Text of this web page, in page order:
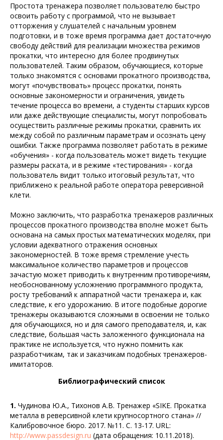
Простота тренажера позволяет пользователю быстро
освоить работу с программой, что не вызывает
отторжения у слушателей с начальным уровнем
подготовки, и в тоже время программа дает достаточную
свободу действий для реализации множества режимов
прокатки, что интересно для более продвинутых
пользователей. Таким образом, обучающиеся, которые
только знакомятся с основами прокатного производства,
могут «почувствовать» процесс прокатки, понять
основные закономерности и ограничения, увидеть
течение процесса во времени, а студенты старших курсов
или даже действующие специалисты, могут попробовать
осуществить различные режимы прокатки, сравнить их
между собой по различным параметрам и осознать цену
ошибки. Также программа позволяет работать в режиме
«обучения» - когда пользователь может видеть текущие
размеры раската, и в режиме «тестирования» - когда
пользователь видит только итоговый результат, что
приближено к реальной работе оператора реверсивной
клети.
Можно заключить, что разработка тренажеров различных
процессов прокатного производства вполне может быть
основана на самых простых математических моделях, при
условии адекватного отражения основных
закономерностей. В тоже время стремление учесть
максимальное количество параметров и процессов
зачастую может приводить к внутренним противоречиям,
необоснованному усложнению программного продукта,
росту требований к аппаратной части тренажера и, как
следствие, к его удорожанию. В итоге подобные дорогие
тренажеры оказываются сложными в освоении не только
для обучающихся, но и для самого преподавателя, и, как
следствие, большая часть заложенного функционала на
практике не используется, что нужно помнить как
разработчикам, так и заказчикам подобных тренажеров-
имитаторов.
Библиографический список
1. Чудинова Ю.А., Тихонов А.В. Тренажер «SIKE. Прокатка
металла в реверсивной клети крупносортного стана» //
Калибровочное бюро. 2017. №11. С. 13-17. URL:
http://www.passdesign.ru (дата обращения: 10.11.2018).